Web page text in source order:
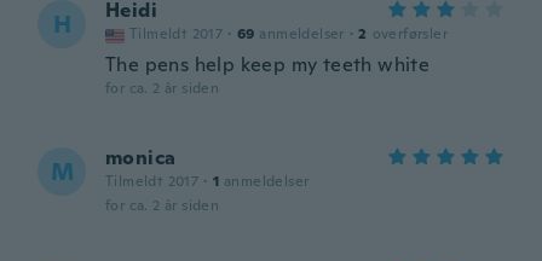
H Heidi
Tilmeldt 2017 · 69 anmeldelser · 2 overførsler
The pens help keep my teeth white
for ca. 2 år siden
M monica
Tilmeldt 2017 · 1 anmeldelser
for ca. 2 år siden